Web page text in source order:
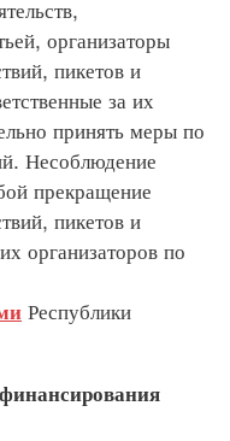
организаторы
пикетов и
за их
принять меры по
Несоблюдение
прекращение
пикетов и
организаторов по
Республики